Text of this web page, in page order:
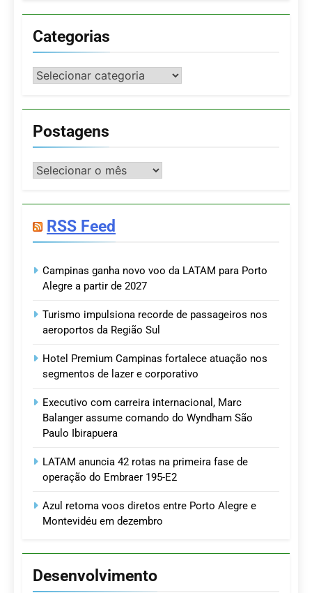
Categorias
Categorias
Postagens
Postagens
RSS Feed
Campinas ganha novo voo da LATAM para Porto
Alegre a partir de 2027
Turismo impulsiona recorde de passageiros nos
aeroportos da Região Sul
Hotel Premium Campinas fortalece atuação nos
segmentos de lazer e corporativo
Executivo com carreira internacional, Marc
Balanger assume comando do Wyndham São
Paulo Ibirapuera
LATAM anuncia 42 rotas na primeira fase de
operação do Embraer 195-E2
Azul retoma voos diretos entre Porto Alegre e
Montevidéu em dezembro
Desenvolvimento